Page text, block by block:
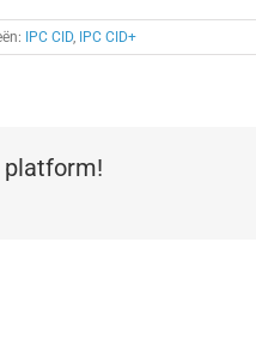
IPC CID, IPC CID+
platform!